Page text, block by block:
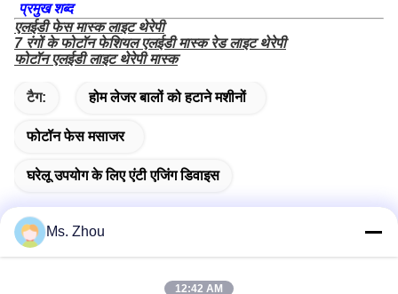
प्रमुख शब्द
एलईडी फेस मास्क लाइट थेरेपी
7 रंगों के फोटॉन फेशियल एलईडी मास्क रेड लाइट थेरेपी
फोटॉन एलईडी लाइट थेरेपी मास्क
टैग: होम लेजर बालों को हटाने मशीनों
फोटॉन फेस मसाजर
घरेलू उपयोग के लिए एंटी एजिंग डिवाइस
Ms. Zhou
12:42 AM